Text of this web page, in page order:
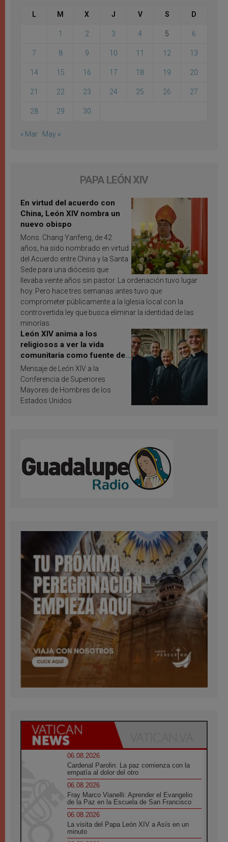
L M X J V S D
1 2 3 4 5 6
7 8 9 10 11 12 13
14 15 16 17 18 19 20
21 22 23 24 25 26 27
28 29 30
« Mar May »
PAPA LEÓN XIV
En virtud del acuerdo con
China, León XIV nombra un
nuevo obispo
Mons. Chang Yanfeng, de 42
años, ha sido nombrado en virtud
del Acuerdo entre China y la Santa
Sede para una diócesis que
llevaba veinte años sin pastor. La ordenación tuvo lugar
hoy. Pero hace tres semanas antes tuvo que
comprometer públicamente a la Iglesia local con la
controvertida ley que busca eliminar la identidad de las
minorías.
León XIV anima a los
religiosos a ver la vida
comunitaria como fuente de
inspiración y santificación
Mensaje de León XIV a la
Conferencia de Superiores
Mayores de Hombres de los
Estados Unidos
06.08.2026
Cardenal Parolin: La paz comienza con la
empatía al dolor del otro
06.08.2026
Fray Marco Vianelli: Aprender el Evangelio
de la Paz en la Escuela de San Francisco
06.08.2026
La visita del Papa León XIV a Asís en un
minuto